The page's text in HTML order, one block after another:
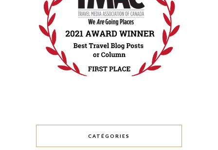
CATÉGORIES